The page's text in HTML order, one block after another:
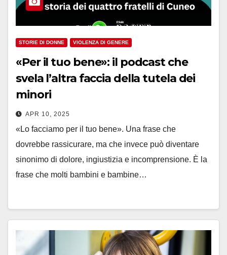
STORIE DI DONNE VIOLENZA DI GENERE
«Per il tuo bene»: il podcast che
svela l’altra faccia della tutela dei
minori
APR 10, 2025
«Lo facciamo per il tuo bene». Una frase che
dovrebbe rassicurare, ma che invece può diventare
sinonimo di dolore, ingiustizia e incomprensione. È la
frase che molti bambini e bambine…